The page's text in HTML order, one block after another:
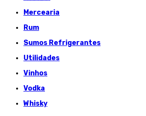
Mercearia
Rum
Sumos Refrigerantes
Utilidades
Vinhos
Vodka
Whisky